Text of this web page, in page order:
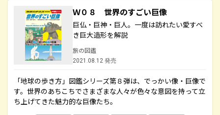
Ｗ０８ 世界のすごい巨像
巨仏・巨神・巨人。一度は訪れたい愛すべ
き巨大造形を解説
旅の図鑑
2021.08.12 発売
「地球の歩き方」図鑑シリーズ第８弾は、でっかい像・巨像で
す。世界のあちこちでさまざまな人々が色々な意図を持って立
ち上げてきた魅力的な巨像たち。